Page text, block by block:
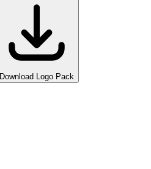
Download Logo Pack